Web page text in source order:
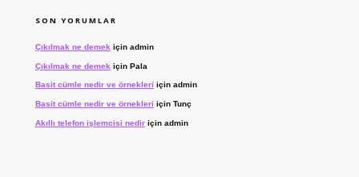
SON YORUMLAR
Çıkılmak ne demek için admin
Çıkılmak ne demek için Pala
Basit cümle nedir ve örnekleri için admin
Basit cümle nedir ve örnekleri için Tunç
Akıllı telefon işlemcisi nediriçin admin